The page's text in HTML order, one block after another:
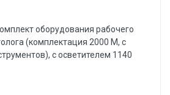
оборудования рабочего
(комплектация 2000 M, с
с осветителем 1140